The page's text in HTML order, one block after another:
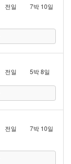
전일 7박 10일
전일 5박 8일
전일 7박 10일